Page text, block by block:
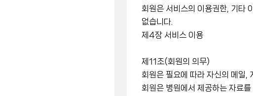
회원은 서비스의 이용권한, 기타
없습니다.
제4장 서비스 이용
제11조(회원의 의무)
회원은 필요에 따라 자신의 메일,
회원은 병원에서 제공하는 자료